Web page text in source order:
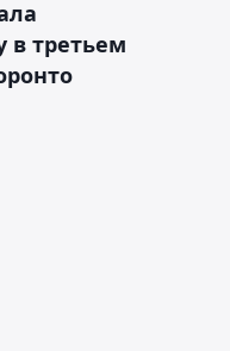
в третьем